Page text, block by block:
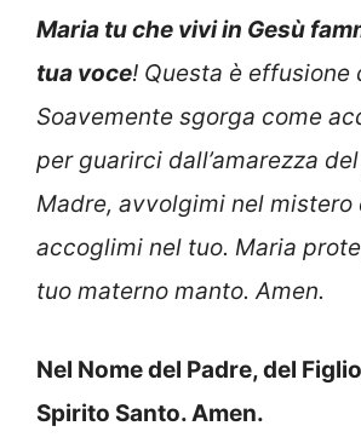
Maria tu che vivi in Gesù
tua voce! Questa è effusione
Soavemente sgorga come
per guarirci dall’amarezza
Madre, avvolgimi nel mistero
accoglimi nel tuo. Maria
tuo materno manto. Amen.
Nel Nome del Padre, del
Spirito Santo. Amen.